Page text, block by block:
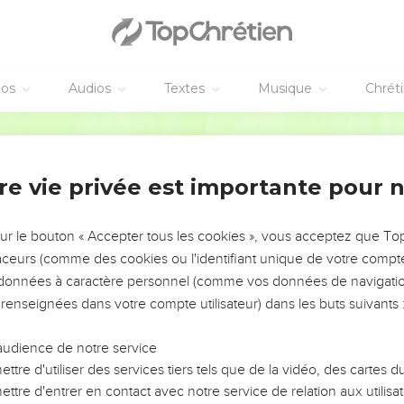
Audios Textes Musique
j’ai crié vers toi, Seigneur, et tu m’as répondu ; du
mer, au plus profond de l’eau. Les flots m’encerclaient, tu
voilà chassé loin de toi, Seigneur, pourtant j’aimerais revoir
La mer me submergeait, des algues s’enroulaient autour de
des montagnes, le monde des morts fermait pour toujours
tu m’as fait remonter vivant du gouffre.
quittait, j’ai pensé à toi, Seigneur, et ma prière est parvenue
reconnaissance, je t’offrirai un sacrifice, je tiendrai les
me sauves !
vie privée est importante pour
le bouton « Accepter tous les cookies », vous acceptez que
(comme des cookies ou l'identifiant unique de votre
à caractère personnel (comme vos données de
dans votre compte utilisateur) dans les buts suivants :
de notre service
d'utiliser des services tiers tels que de la vidéo, des cartes
d'entrer en contact avec notre service de relation aux